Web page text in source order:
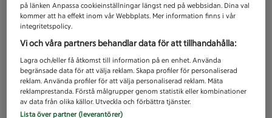
på länken Anpassa cookieinställningar längst ned på webbsidan. Dina val
kommer att ha effekt inom vår Webbplats. Mer information finns i vår
integritetspolicy.
Vi och våra partners behandlar data för att tillhandahålla:
Lagra och/eller få åtkomst till information på en enhet. Använda
begränsade data för att välja reklam. Skapa profiler för personaliserad
reklam. Använda profiler för att välja personaliserad reklam. Mäta
reklamprestanda. Förstå målgrupper genom statistik eller kombinationer
av data från olika källor. Utveckla och förbättra tjänster.
Lista över partner (leverantörer)